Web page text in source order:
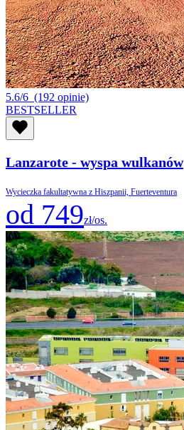
5.6/6 (192 opinie)
BESTSELLER
Lanzarote - wyspa wulkanów
Wycieczka fakultatywna z Hiszpanii, Fuerteventura
od 749zł/os.